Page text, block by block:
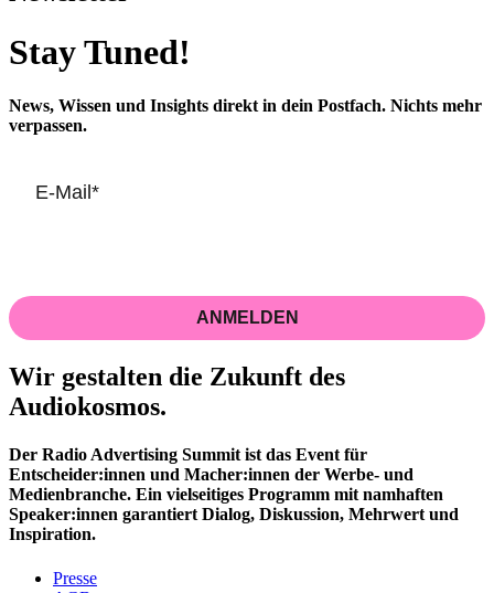
Stay Tuned!
News, Wissen und Insights direkt in dein Postfach. Nichts mehr
verpassen.
ANMELDEN
Wir gestalten die Zukunft des
Audiokosmos.
Der Radio Advertising Summit ist das Event für
Entscheider:innen und Macher:innen der Werbe- und
Medienbranche. Ein vielseitiges Programm mit namhaften
Speaker:innen garantiert Dialog, Diskussion, Mehrwert und
Inspiration.
Presse